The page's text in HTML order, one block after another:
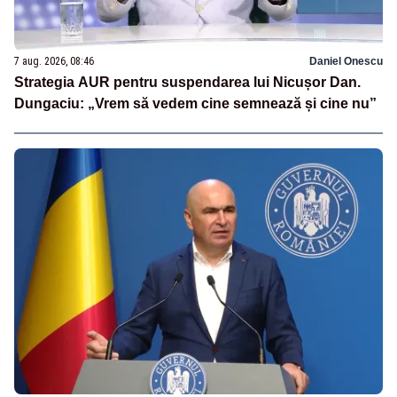
7 aug. 2026, 08:46 Daniel Onescu
Strategia AUR pentru suspendarea lui Nicușor Dan.
Dungaciu: „Vrem să vedem cine semnează și cine nu”